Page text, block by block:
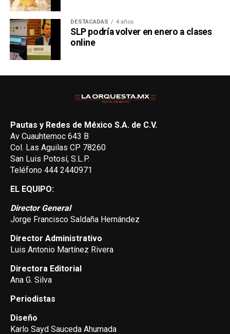
DESTACADAS 4 años
SLP podría volver en enero a clases
online
Pautas y Redes de México S.A. de C.V.
Av Cuauhtemoc 643 B
Col. Las Aguilas CP 78260
San Luis Potosí, S.L.P.
Teléfono 444 2440971
EL EQUIPO:
Director General
Jorge Francisco Saldaña Hernández
Director Administrativo
Luis Antonio Martínez Rivera
Directora Editorial
Ana G. Silva
Periodistas
Diseño
Karlo Sayd Sauceda Ahumada